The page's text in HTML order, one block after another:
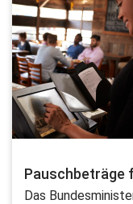
Pauschbeträge
Das